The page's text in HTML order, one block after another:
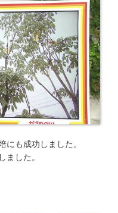
も成功しました。
ました。